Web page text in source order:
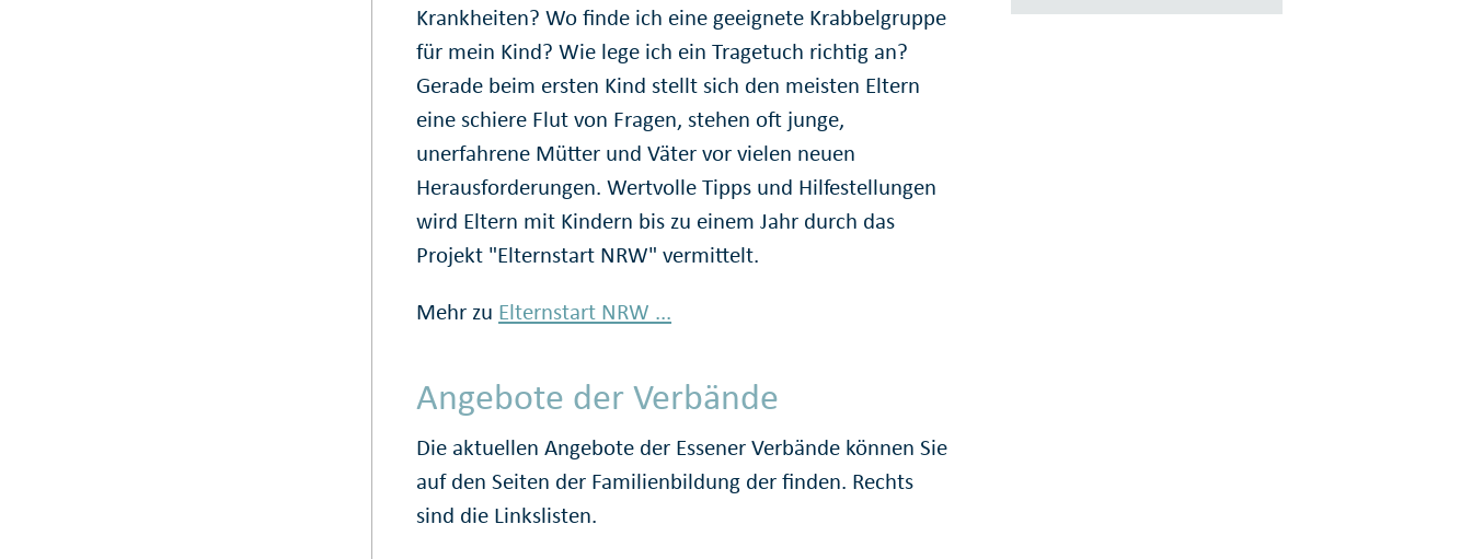
Krankheiten? Wo finde ich eine geeignete Krabbelgruppe
für mein Kind? Wie lege ich ein Tragetuch richtig an?
Gerade beim ersten Kind stellt sich den meisten Eltern
eine schiere Flut von Fragen, stehen oft junge,
unerfahrene Mütter und Väter vor vielen neuen
Herausforderungen. Wertvolle Tipps und Hilfestellungen
wird Eltern mit Kindern bis zu einem Jahr durch das
Projekt "Elternstart NRW" vermittelt.
Mehr zu Elternstart NRW ...
Angebote der Verbände
Die aktuellen Angebote der Essener Verbände können Sie
auf den Seiten der Familienbildung der finden. Rechts
sind die Linkslisten.